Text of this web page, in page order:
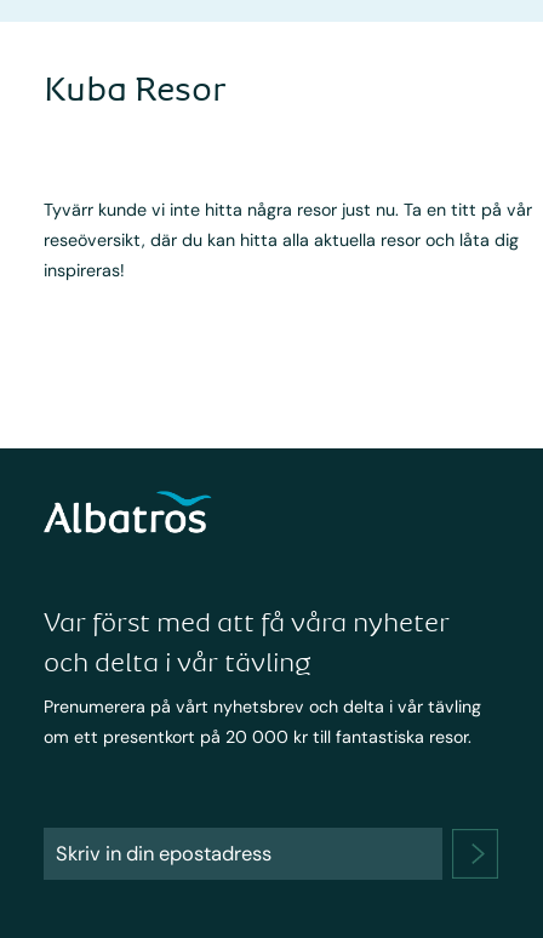
Kuba Resor
Tyvärr kunde vi inte hitta några resor just nu. Ta en titt på vår
reseöversikt, där du kan hitta alla aktuella resor och låta dig
inspireras!
Var först med att få våra nyheter
och delta i vår tävling
Prenumerera på vårt nyhetsbrev och delta i vår tävling
om ett presentkort på 20 000 kr till fantastiska resor.